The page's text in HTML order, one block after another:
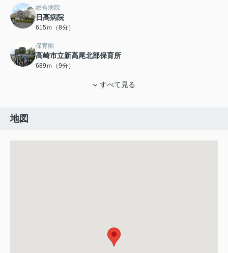
総合病院
日高病院
615ｍ（8分）
保育園
高崎市立新高尾北部保育所
689ｍ（9分）
すべて見る
地図